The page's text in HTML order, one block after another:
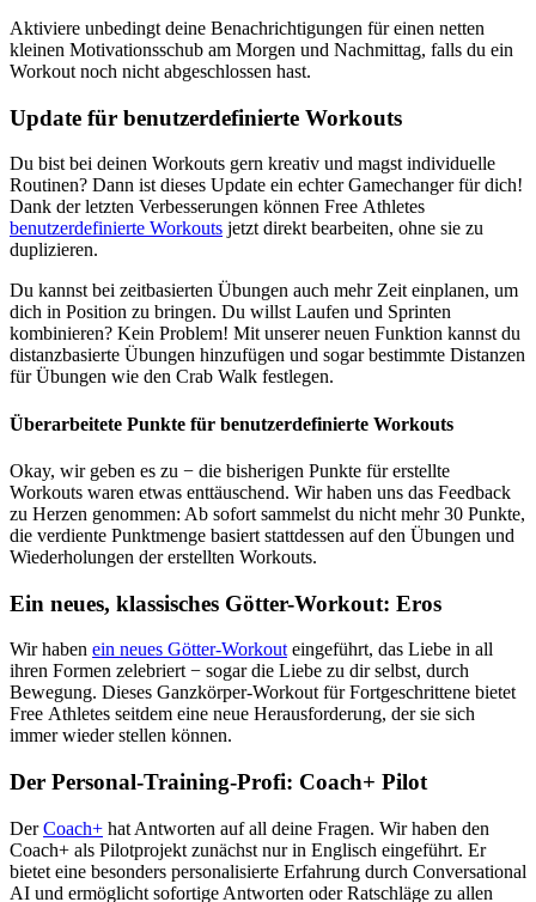
Aktiviere unbedingt deine Benachrichtigungen für einen netten
kleinen Motivationsschub am Morgen und Nachmittag, falls du ein
Workout noch nicht abgeschlossen hast.
Update für benutzerdefinierte Workouts
Du bist bei deinen Workouts gern kreativ und magst individuelle
Routinen? Dann ist dieses Update ein echter Gamechanger für dich!
Dank der letzten Verbesserungen können Free Athletes
benutzerdefinierte Workouts jetzt direkt bearbeiten, ohne sie zu
duplizieren.
Du kannst bei zeitbasierten Übungen auch mehr Zeit einplanen, um
dich in Position zu bringen. Du willst Laufen und Sprinten
kombinieren? Kein Problem! Mit unserer neuen Funktion kannst du
distanzbasierte Übungen hinzufügen und sogar bestimmte Distanzen
für Übungen wie den Crab Walk festlegen.
Überarbeitete Punkte für benutzerdefinierte Workouts
Okay, wir geben es zu − die bisherigen Punkte für erstellte
Workouts waren etwas enttäuschend. Wir haben uns das Feedback
zu Herzen genommen: Ab sofort sammelst du nicht mehr 30 Punkte,
die verdiente Punktmenge basiert stattdessen auf den Übungen und
Wiederholungen der erstellten Workouts.
Ein neues, klassisches Götter-Workout: Eros
Wir haben ein neues Götter-Workouteingeführt, das Liebe in all
ihren Formen zelebriert − sogar die Liebe zu dir selbst, durch
Bewegung. Dieses Ganzkörper-Workout für Fortgeschrittene bietet
Free Athletes seitdem eine neue Herausforderung, der sie sich
immer wieder stellen können.
Der Personal-Training-Profi: Coach+ Pilot
DerCoach+ hat Antworten auf all deine Fragen. Wir haben den
Coach+ als Pilotprojekt zunächst nur in Englisch eingeführt. Er
bietet eine besonders personalisierte Erfahrung durch Conversational
AI und ermöglicht sofortige Antworten oder Ratschläge zu allen